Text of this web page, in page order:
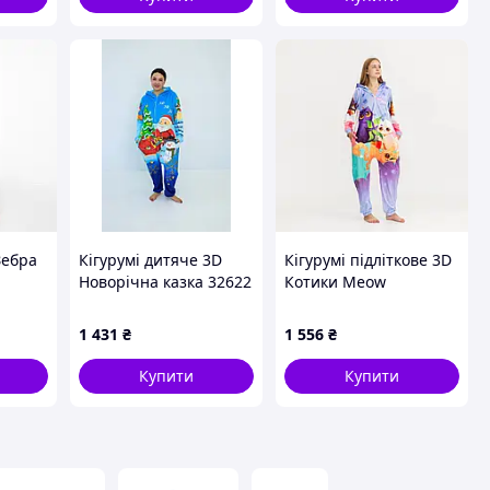
Кігурумі дитяче 3D
Новорічна казка 32622
1 431 ₴
Купити
Кігурумі підліткове 3D
Котики Meow
см
1 556 ₴
Купити